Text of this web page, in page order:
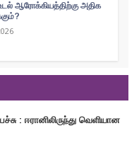
ஆரோக்கியத்திற்கு அதிக
: ஈரானிலிருந்து வெளியான